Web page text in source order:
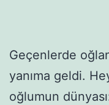
Geçenlerde
yanıma geldi.
oğlumun